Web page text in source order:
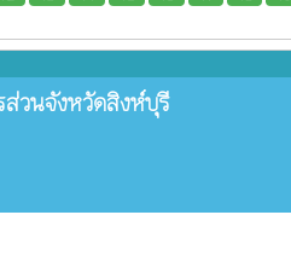
ส่วนจังหวัดสิงห์บุรี